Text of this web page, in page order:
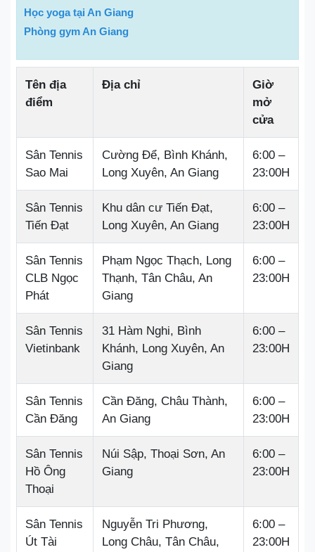
Học yoga tại An Giang
Phòng gym An Giang
Tên địa
điểm
Địa chỉ
Giờ
mở
cửa
Sân Tennis
Sao Mai
Cường Để, Bình Khánh,
Long Xuyên, An Giang
6:00 –
23:00H
Sân Tennis
Tiến Đạt
Khu dân cư Tiến Đạt,
Long Xuyên, An Giang
6:00 –
23:00H
Sân Tennis
CLB Ngọc
Phát
Phạm Ngọc Thạch, Long
Thạnh, Tân Châu, An
Giang
6:00 –
23:00H
Sân Tennis
Vietinbank
31 Hàm Nghi, Bình
Khánh, Long Xuyên, An
Giang
6:00 –
23:00H
Sân Tennis
Cần Đăng
Cần Đăng, Châu Thành,
An Giang
6:00 –
23:00H
Sân Tennis
Hồ Ông
Thoại
Núi Sập, Thoại Sơn, An
Giang
6:00 –
23:00H
Sân Tennis
Út Tài
Nguyễn Tri Phương,
Long Châu, Tân Châu,
6:00 –
23:00H